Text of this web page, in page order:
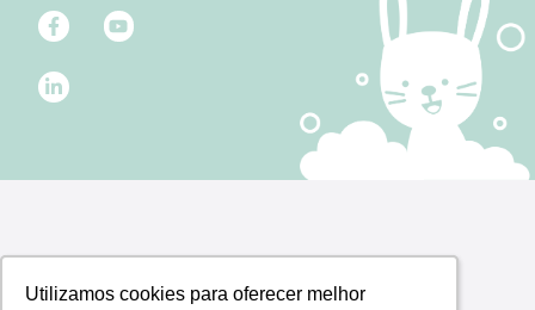
Utilizamos cookies para oferecer melhor
Utilizamos cookies para oferecer melhor